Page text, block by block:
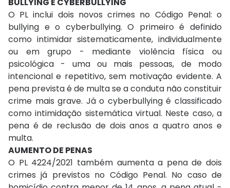
BULLYING E CYBERBULLYING
O PL inclui dois novos crimes no Código Penal: o
bullying e o cyberbullying. O primeiro é definido
como intimidar sistematicamente, individualmente
ou em grupo - mediante violência física ou
psicológica - uma ou mais pessoas, de modo
intencional e repetitivo, sem motivação evidente. A
pena prevista é de multa se a conduta não constituir
crime mais grave. Já o cyberbullying é classificado
como intimidação sistemática virtual. Neste caso, a
pena é de reclusão de dois anos a quatro anos e
multa.
AUMENTO DE PENAS
O PL 4224/2021 também aumenta a pena de dois
crimes já previstos no Código Penal. No caso de